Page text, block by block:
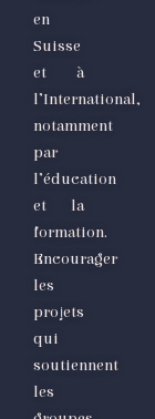
en
Suisse
et à
l’International,
notamment
par
l’éducation
et la
formation.
Encourager
les
projets
qui
soutiennent
les